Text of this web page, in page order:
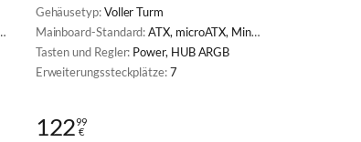
Gehäusetyp:Voller Turm
Mainboard-Standard:ATX, microATX, Mini-ITX
Tasten und Regler: Power, HUB ARGB
Erweiterungssteckplätze:7
12299
€